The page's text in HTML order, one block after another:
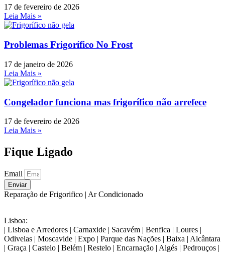
17 de fevereiro de 2026
Leia Mais »
Problemas Frigorífico No Frost
17 de janeiro de 2026
Leia Mais »
Congelador funciona mas frigorífico não arrefece
17 de fevereiro de 2026
Leia Mais »
Fique Ligado
Email
Enviar
Reparação de Frigorifico | Ar Condicionado
Lisboa:
| Lisboa e Arredores | Carnaxide | Sacavém | Benfica | Loures |
Odivelas | Moscavide | Expo | Parque das Nações | Baixa | Alcântara
| Graça | Castelo | Belém | Restelo | Encarnação | Algés | Pedrouços |